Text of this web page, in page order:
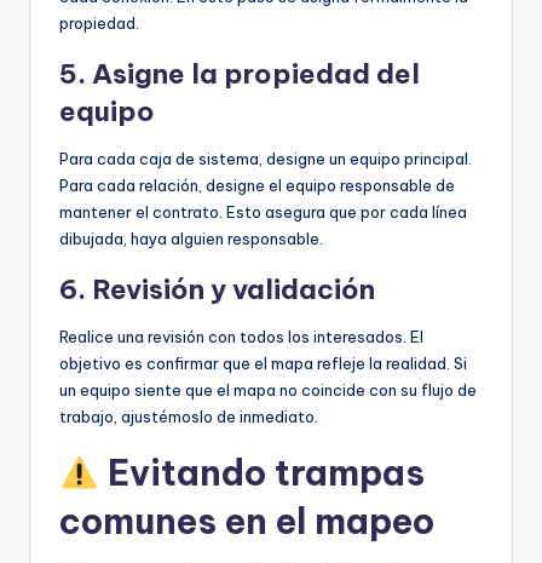
propiedad.
5. Asigne la propiedad del
equipo
Para cada caja de sistema, designe un equipo principal.
Para cada relación, designe el equipo responsable de
mantener el contrato. Esto asegura que por cada línea
dibujada, haya alguien responsable.
6. Revisión y validación
Realice una revisión con todos los interesados. El
objetivo es confirmar que el mapa refleje la realidad. Si
un equipo siente que el mapa no coincide con su flujo de
trabajo, ajustémoslo de inmediato.
Evitando trampas
comunes en el mapeo